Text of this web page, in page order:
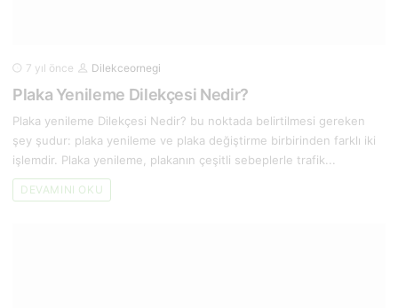
7 yıl önce Dilekceornegi
Plaka Yenileme Dilekçesi Nedir?
Plaka yenileme Dilekçesi Nedir? bu noktada belirtilmesi gereken
şey şudur: plaka yenileme ve plaka değiştirme birbirinden farklı iki
işlemdir. Plaka yenileme, plakanın çeşitli sebeplerle trafik...
DEVAMINI OKU